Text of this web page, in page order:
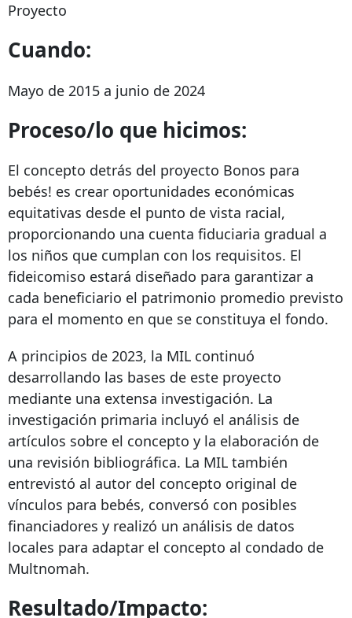
Proyecto
Cuando:
Mayo de 2015 a junio de 2024
Proceso/lo que hicimos:
El concepto detrás del proyecto Bonos para
bebés! es crear oportunidades económicas
equitativas desde el punto de vista racial,
proporcionando una cuenta fiduciaria gradual a
los niños que cumplan con los requisitos. El
fideicomiso estará diseñado para garantizar a
cada beneficiario el patrimonio promedio previsto
para el momento en que se constituya el fondo.
A principios de 2023, la MIL continuó
desarrollando las bases de este proyecto
mediante una extensa investigación. La
investigación primaria incluyó el análisis de
artículos sobre el concepto y la elaboración de
una revisión bibliográfica. La MIL también
entrevistó al autor del concepto original de
vínculos para bebés, conversó con posibles
financiadores y realizó un análisis de datos
locales para adaptar el concepto al condado de
Multnomah.
Resultado/Impacto: